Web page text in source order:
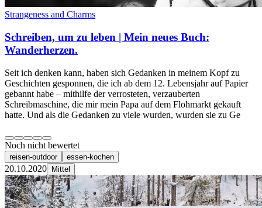
Strangeness and Charms
Schreiben, um zu leben | Mein neues Buch:
Wanderherzen.
Seit ich denken kann, haben sich Gedanken in meinem Kopf zu
Geschichten gesponnen, die ich ab dem 12. Lebensjahr auf Papier
gebannt habe – mithilfe der verrosteten, verzauberten
Schreibmaschine, die mir mein Papa auf dem Flohmarkt gekauft
hatte. Und als die Gedanken zu viele wurden, wurden sie zu Ge
Noch nicht bewertet
reisen-outdoor essen-kochen
20.10.2020 Mittel